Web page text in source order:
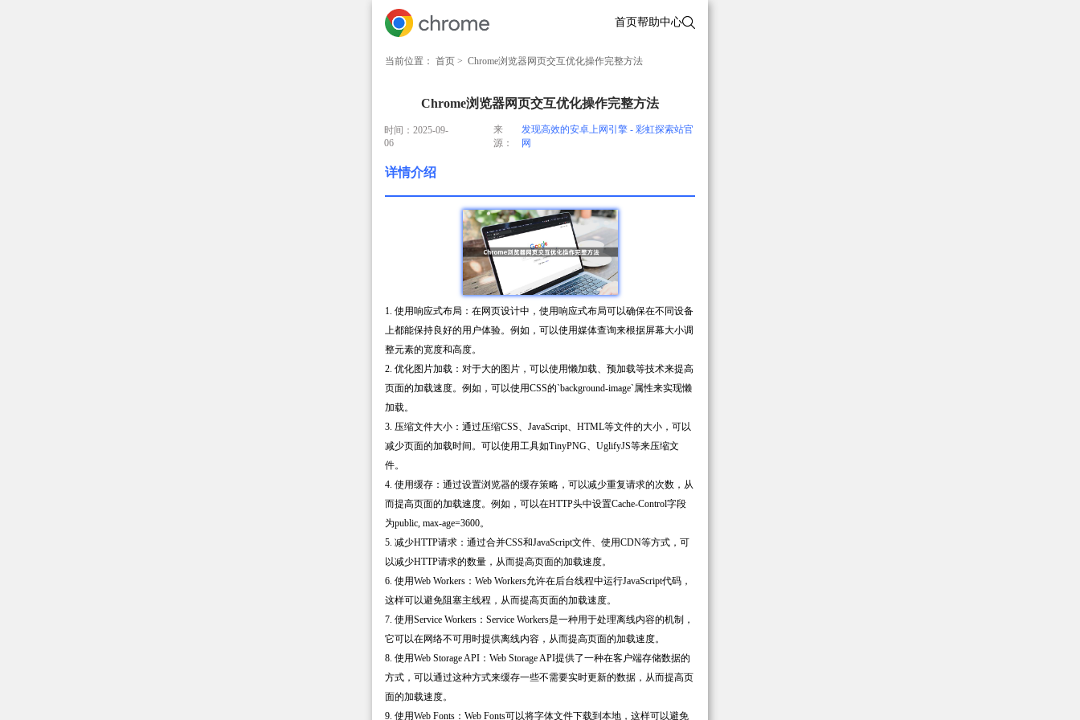
首页帮助中心
当前位置： 首页 > Chrome浏览器网页交互优化操作完整方法
Chrome浏览器网页交互优化操作完整方法
时间：2025-09-
06
来
源：
发现高效的安卓上网引擎 - 彩虹探索站官
网
详情介绍
1. 使用响应式布局：在网页设计中，使用响应式布局可以确保在不同设备
上都能保持良好的用户体验。例如，可以使用媒体查询来根据屏幕大小调
整元素的宽度和高度。
2. 优化图片加载：对于大的图片，可以使用懒加载、预加载等技术来提高
页面的加载速度。例如，可以使用CSS的`background-image`属性来实现懒
加载。
3. 压缩文件大小：通过压缩CSS、JavaScript、HTML等文件的大小，可以
减少页面的加载时间。可以使用工具如TinyPNG、UglifyJS等来压缩文
件。
4. 使用缓存：通过设置浏览器的缓存策略，可以减少重复请求的次数，从
而提高页面的加载速度。例如，可以在HTTP头中设置Cache-Control字段
为public, max-age=3600。
5. 减少HTTP请求：通过合并CSS和JavaScript文件、使用CDN等方式，可
以减少HTTP请求的数量，从而提高页面的加载速度。
6. 使用Web Workers：Web Workers允许在后台线程中运行JavaScript代码，
这样可以避免阻塞主线程，从而提高页面的加载速度。
7. 使用Service Workers：Service Workers是一种用于处理离线内容的机制，
它可以在网络不可用时提供离线内容，从而提高页面的加载速度。
8. 使用Web Storage API：Web Storage API提供了一种在客户端存储数据的
方式，可以通过这种方式来缓存一些不需要实时更新的数据，从而提高页
面的加载速度。
9. 使用Web Fonts：Web Fonts可以将字体文件下载到本地，这样可以避免